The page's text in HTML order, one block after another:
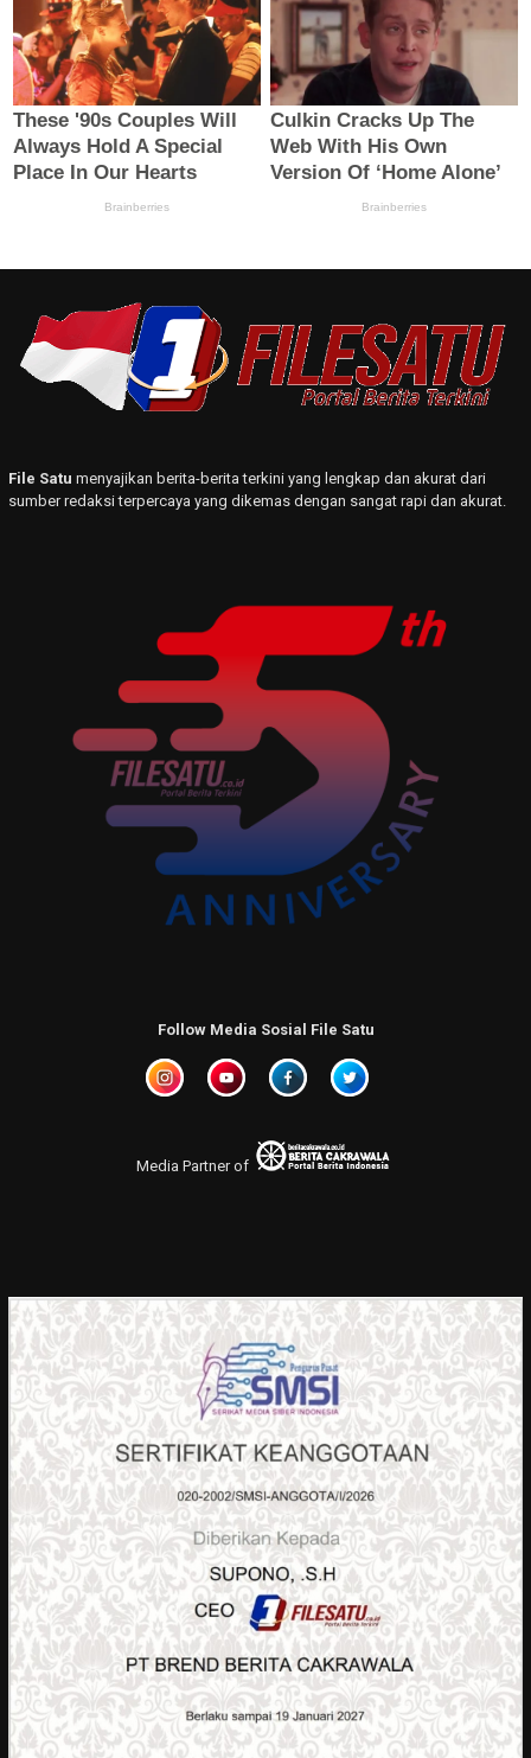
File Satu menyajikan berita-berita terkini yang lengkap dan akurat dari
sumber redaksi terpercaya yang dikemas dengan sangat rapi dan akurat.
Follow Media Sosial File Satu
Media Partner of